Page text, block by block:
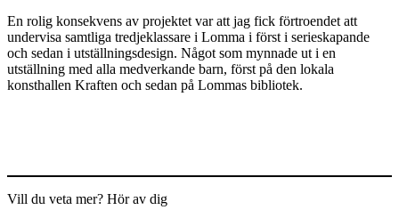
En rolig konsekvens av projektet var att jag fick förtroendet att
undervisa samtliga tredjeklassare i Lomma i först i serieskapande
och sedan i utställningsdesign. Något som mynnade ut i en
utställning med alla medverkande barn, först på den lokala
konsthallen Kraften och sedan på Lommas bibliotek.
Vill du veta mer? Hör av dig